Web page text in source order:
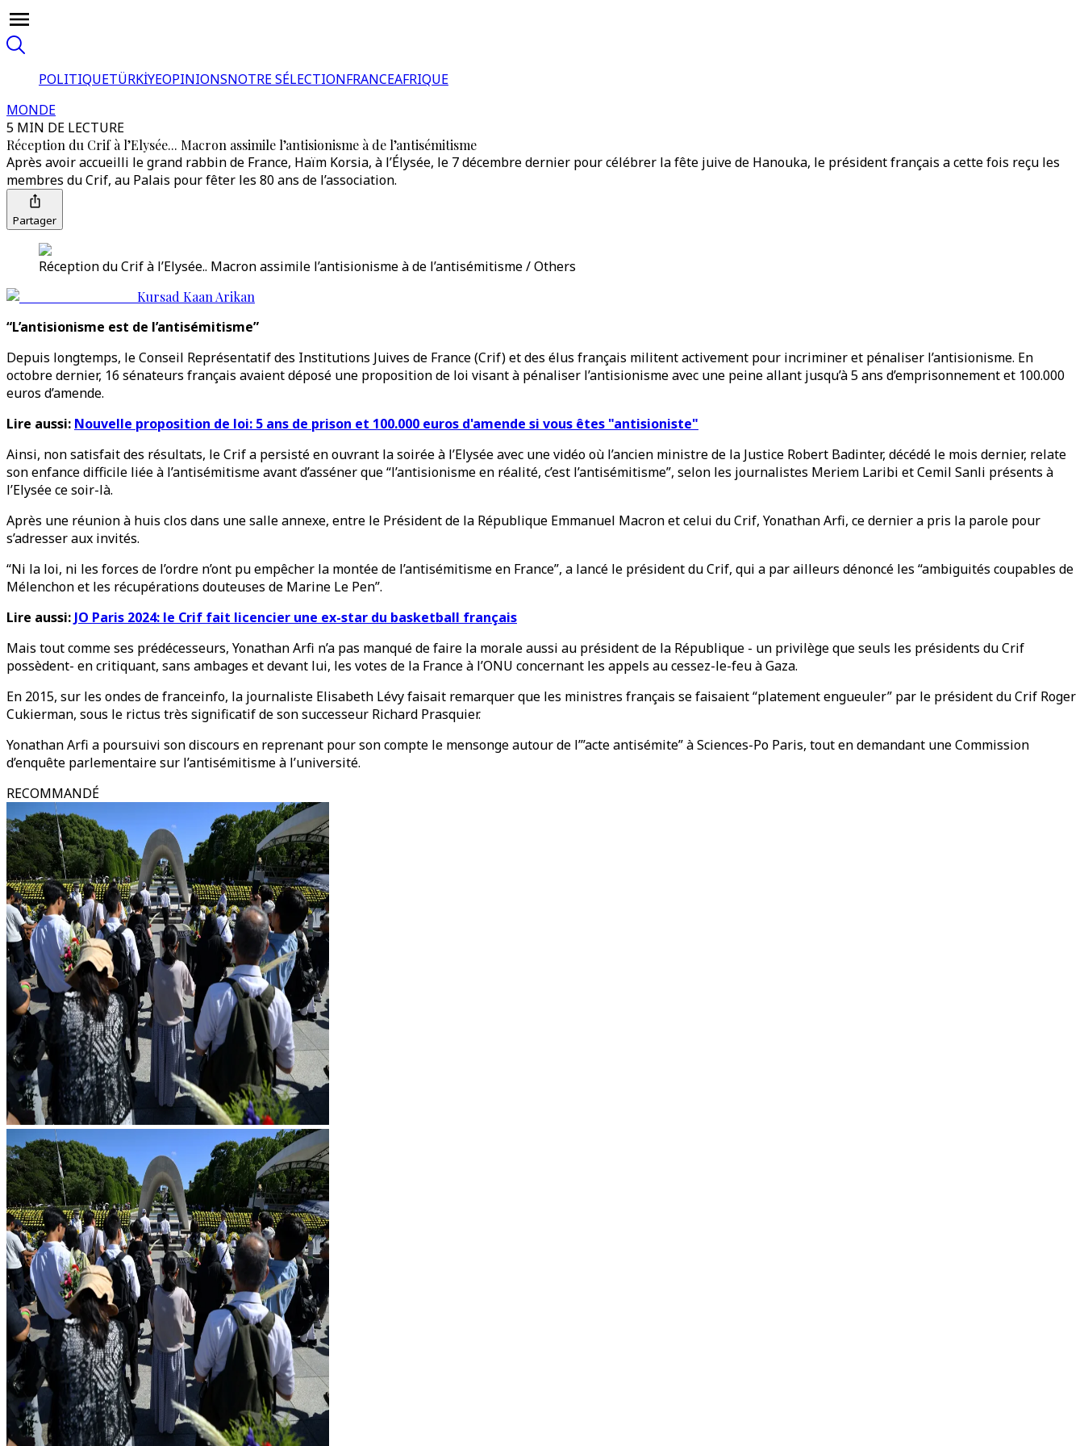
POLITIQUETÜRKİYEOPINIONSNOTRE SÉLECTIONFRANCEAFRIQUE
MONDE
5 MIN DE LECTURE
Réception du Crif à l’Elysée... Macron assimile l’antisionisme à de l’antisémitisme
Après avoir accueilli le grand rabbin de France, Haïm Korsia, à l’Élysée, le 7 décembre dernier pour célébrer la fête juive de Hanouka, le président français a cette fois reçu les
membres du Crif, au Palais pour fêter les 80 ans de l’association.
Partager
Réception du Crif à l’Elysée.. Macron assimile l’antisionisme à de l’antisémitisme / Others
Kursad Kaan Arikan
“L’antisionisme est de l’antisémitisme”
Depuis longtemps, le Conseil Représentatif des Institutions Juives de France (Crif) et des élus français militent activement pour incriminer et pénaliser l’antisionisme. En
octobre dernier, 16 sénateurs français avaient déposé une proposition de loi visant à pénaliser l’antisionisme avec une peine allant jusqu’à 5 ans d’emprisonnement et 100.000
euros d’amende.
Lire aussi: Nouvelle proposition de loi: 5 ans de prison et 100.000 euros d'amende si vous êtes "antisioniste"
Ainsi, non satisfait des résultats, le Crif a persisté en ouvrant la soirée à l’Elysée avec une vidéo où l’ancien ministre de la Justice Robert Badinter, décédé le mois dernier, relate
son enfance difficile liée à l’antisémitisme avant d’asséner que “l’antisionisme en réalité, c’est l’antisémitisme”, selon les journalistes Meriem Laribi et Cemil Sanli présents à
l’Elysée ce soir-là.
Après une réunion à huis clos dans une salle annexe, entre le Président de la République Emmanuel Macron et celui du Crif, Yonathan Arfi, ce dernier a pris la parole pour
s’adresser aux invités.
“Ni la loi, ni les forces de l’ordre n’ont pu empêcher la montée de l’antisémitisme en France”, a lancé le président du Crif, qui a par ailleurs dénoncé les “ambiguités coupables de
Mélenchon et les récupérations douteuses de Marine Le Pen”.
Lire aussi: JO Paris 2024: le Crif fait licencier une ex-star du basketball français
Mais tout comme ses prédécesseurs, Yonathan Arfi n’a pas manqué de faire la morale aussi au président de la République - un privilège que seuls les présidents du Crif
possèdent- en critiquant, sans ambages et devant lui, les votes de la France à l’ONU concernant les appels au cessez-le-feu à Gaza.
En 2015, sur les ondes de franceinfo, la journaliste Elisabeth Lévy faisait remarquer que les ministres français se faisaient “platement engueuler” par le président du Crif Roger
Cukierman, sous le rictus très significatif de son successeur Richard Prasquier.
Yonathan Arfi a poursuivi son discours en reprenant pour son compte le mensonge autour de l’”acte antisémite” à Sciences-Po Paris, tout en demandant une Commission
d’enquête parlementaire sur l’antisémitisme à l’université.
RECOMMANDÉ